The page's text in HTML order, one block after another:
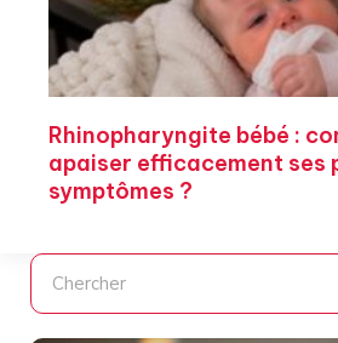
Rhinopharyngite bébé :
apaiser efficacement ses
symptômes ?
Rechercher